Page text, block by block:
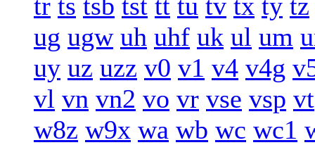
ug ugw uh uhf uk ul um
uy uz uzz v0 v1 v4 v4g
vl vn vn2 vo vr vse vsp vt
w8z w9x wa wb wc wc1